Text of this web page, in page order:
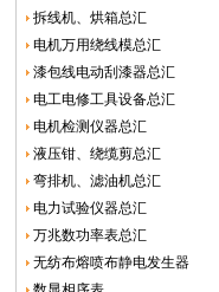
拆线机、烘箱总汇
电机万用绕线模总汇
漆包线电动刮漆器总汇
电工电修工具设备总汇
电机检测仪器总汇
液压钳、绕缆剪总汇
弯排机、滤油机总汇
电力试验仪器总汇
万兆数功率表总汇
无纺布熔喷布静电发生器